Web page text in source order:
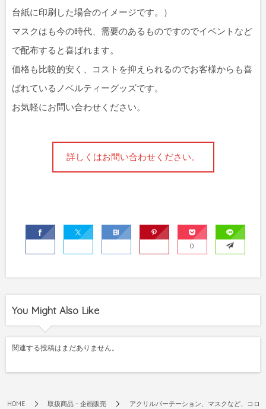
台紙に印刷した場合のイメージです。）
マスクはも今の時代、需要のあるものですのでイベントなど
で配布すると喜ばれます。
価格も比較的安く、コストを抑えられるのでお客様からも喜
ばれているノベルティーグッズです。
お気軽にお問い合わせください。
詳しくはお問い合わせください。
0
You Might Also Like
関連する投稿はまだありません。
HOME 取扱商品・企画販売 アクリルパーテーション、マスクなど、コロ